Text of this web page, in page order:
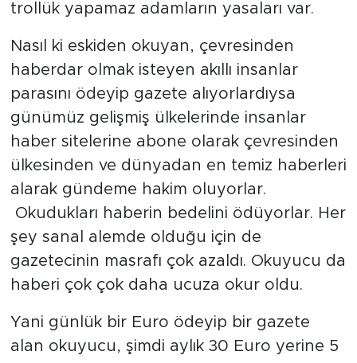
trollük yapamaz adamların yasaları var.
Nasıl ki eskiden okuyan, çevresinden
haberdar olmak isteyen akıllı insanlar
parasını ödeyip gazete alıyorlardıysa
günümüz gelişmiş ülkelerinde insanlar
haber sitelerine abone olarak çevresinden
ülkesinden ve dünyadan en temiz haberleri
alarak gündeme hakim oluyorlar.
Okudukları haberin bedelini ödüyorlar. Her
şey sanal alemde olduğu için de
gazetecinin masrafı çok azaldı. Okuyucu da
haberi çok çok daha ucuza okur oldu.
Yani günlük bir Euro ödeyip bir gazete
alan okuyucu, şimdi aylık 30 Euro yerine 5